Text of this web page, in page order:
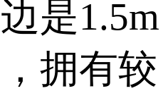
是1.5m
拥有较